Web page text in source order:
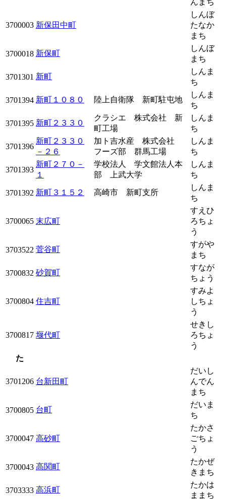
3700003 新保田中町
しんぼ
たなか
まち
3700018 新保町
しんぼ
まち
3701301 新町
しんま
ち
3701394 新町１０８０ 陸上自衛隊 新町駐屯地
しんま
ち
3701395 新町２３３０
クラシエ 株式会社 新
町工場
しんま
ち
3701396
新町２３３０
－２６
加ト吉水産 株式会社
フーズ部 群馬工場
しんま
ち
3701393
新町２７０－
１
学校法人 学文館法人本
部 上武大学
しんま
ち
3701392 新町３１５２ 高崎市 新町支所
しんま
ち
3700065 末広町
すえひ
ろちょ
う
3703522 菅谷町
すがや
まち
3700832 砂賀町
すなが
ちょう
3700804 住吉町
すみよ
しちょ
う
3700817 堰代町
せきし
ろちょ
う
た
3701206 台新田町
だいし
んでん
まち
3700805 台町
だいま
ち
3700047 高砂町
たかさ
ごちょ
う
3700043 高関町
たかぜ
きまち
3703333 高浜町
たかは
ままち